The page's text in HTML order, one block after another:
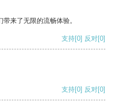
来了无限的流畅体验。
支持[0] 反对[0]
支持[0] 反对[0]